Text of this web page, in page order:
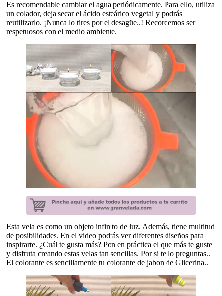
Es recomendable cambiar el agua periódicamente. Para ello, utiliza
un colador, deja secar el ácido esteárico vegetal y podrás
reutilizarlo. ¡Nunca lo tires por el desagüe..! Recordemos ser
respetuosos con el medio ambiente.
Esta vela es como un objeto infinito de luz. Además, tiene multitud
de posibilidades. En el video podrás ver diferentes diseños para
inspirarte. ¿Cuál te gusta más? Pon en práctica el que más te guste
y disfruta creando estas velas tan sencillas. Por si te lo preguntas..
El colorante es sencillamente tu colorante de jabon de Glicerina..